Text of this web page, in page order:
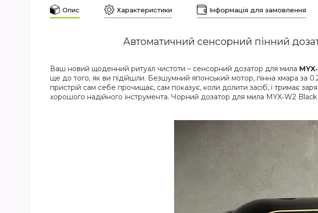
Опис Характеристики Інформація для замовлення
Автоматичний сенсорний пінний
Ваш новий щоденний ритуал чистоти – сенсорний дозатор для мила
ще до того, як ви підійшли. Безшумний японський мотор, пінна хмара за
пристрій сам себе прочищає, сам показує, коли долити засіб, і тримає
хорошого надійного інструмента. Чорний дозатор для мила MYX‑W2 Black